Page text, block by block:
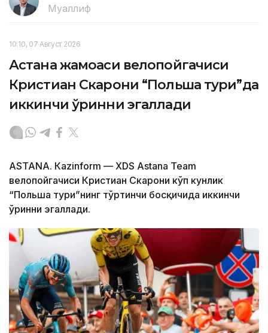
Муаллиф
10:10, 07 Август 2026
Астана жамоаси велопойгачиси
Кристиан Скарони “Польша тури”да
иккинчи ўринни эгаллади
ASTANА. Кazinform — XDS Astana Team
велопойгачиси Кристиан Скарони кўп кунлик
“Польша тури”нинг тўртинчи босқичида иккинчи
ўринни эгаллади.